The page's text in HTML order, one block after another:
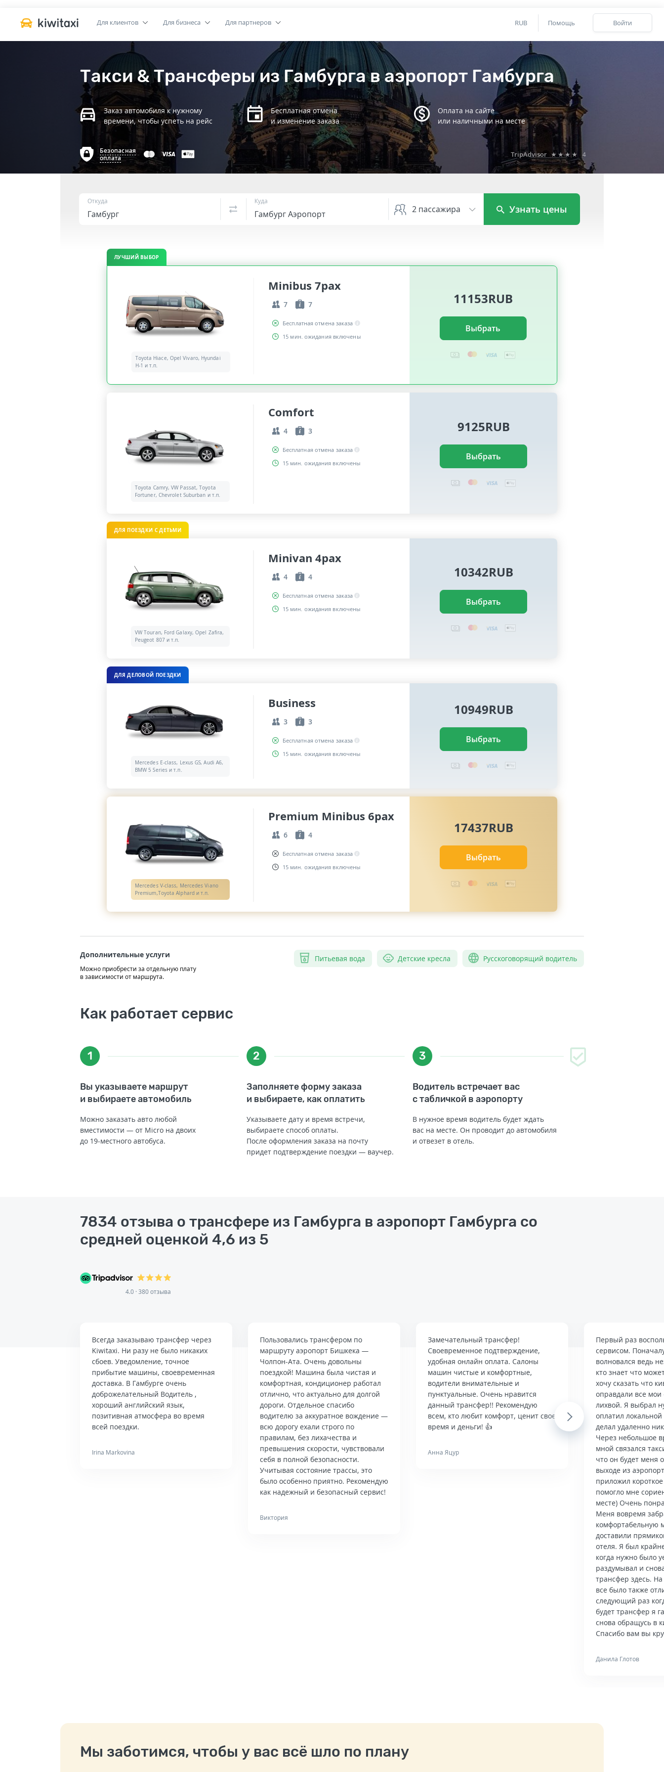
RUB Помощь Войти
Для клиентов Для бизнеса Для партнеров
Такси & Трансферы из Гамбурга в аэропорт Гамбурга
Заказ автомобиля к нужному
времени, чтобы успеть на рейс
Бесплатная отмена
и изменение заказа
Оплата на сайте
или наличными на месте
Безопасная
оплата
TripAdvisor ★★★★ 4
Откуда Куда
2 пассажира Узнать цены
ЛУЧШИЙ ВЫБОР
Toyota Hiace, Opel Vivaro, Hyundai
H-1 и т.п.
Minibus 7pax
7 7
Бесплатная отмена заказа
15 мин. ожидания включены
11153RUB
Выбрать
Toyota Camry, VW Passat, Toyota
Fortuner, Chevrolet Suburban и т.п.
Comfort
4 3
Бесплатная отмена заказа
15 мин. ожидания включены
9125RUB
Выбрать
ДЛЯ ПОЕЗДКИ С ДЕТЬМИ
VW Touran, Ford Galaxy, Opel Zafira,
Peugeot 807 и т.п.
Minivan 4pax
4 4
Бесплатная отмена заказа
15 мин. ожидания включены
10342RUB
Выбрать
ДЛЯ ДЕЛОВОЙ ПОЕЗДКИ
Mercedes E-class, Lexus GS, Audi A6,
BMW 5 Series и т.п.
Business
3 3
Бесплатная отмена заказа
15 мин. ожидания включены
10949RUB
Выбрать
Mercedes V-class, Mercedes Viano
Premium,Toyota Alphard и т.п.
Premium Minibus 6pax
6 4
Бесплатная отмена заказа
15 мин. ожидания включены
17437RUB
Выбрать
Дополнительные услуги
Можно приобрести за отдельную плату
в зависимости от маршрута.
Питьевая вода Детские кресла Русскоговорящий водитель
Как работает сервис
1
Вы указываете маршрут
и выбираете автомобиль
Можно заказать авто любой
вместимости — от Micro на двоих
до 19-местного автобуса.
2
Заполняете форму заказа
и выбираете, как оплатить
Указываете дату и время встречи,
выбираете способ оплаты.
После оформления заказа на почту
придет подтверждение поездки — ваучер.
3
Водитель встречает вас
с табличкой в аэропорту
В нужное время водитель будет ждать
вас на месте. Он проводит до автомобиля
и отвезет в отель.
7834 отзыва о трансфере из Гамбурга в аэропорт Гамбурга со
средней оценкой 4,6 из 5
4.0 · 380 отзыва
Всегда заказываю трансфер через
Kiwitaxi. Ни разу не было никаких
сбоев. Уведомление, точное
прибытие машины, своевременная
доставка. В Гамбурге очень
доброжелательный Водитель ,
хороший английский язык,
позитивная атмосфера во время
всей поездки.
Irina Markovina
Пользовались трансфером по
маршруту аэропорт Бишкека —
Чолпон-Ата. Очень довольны
поездкой! Машина была чистая и
комфортная, кондиционер работал
отлично, что актуально для долгой
дороги. Отдельное спасибо
водителю за аккуратное вождение —
всю дорогу ехали строго по
правилам, без лихачества и
превышения скорости, чувствовали
себя в полной безопасности.
Учитывая состояние трассы, это
было особенно приятно. Рекомендую
как надежный и безопасный сервис!
Виктория
Замечательный трансфер!
Своевременное подтверждение,
удобная онлайн оплата. Салоны
машин чистые и комфортные,
водители внимательные и
пунктуальные. Очень нравится
данный трансфер!! Рекомендую
всем, кто любит комфорт, ценит свое
время и деньги! 👍
Анна Яцур
Первый раз
сервисом.
волновался ведь
кто знает что
хочу сказать что
оправдали все
лихвой. Я выбрал
оплатил локальной
делал удаленно
Через небольшое
мной связался
что он будет меня
выходе из
приложил
помогло мне
месте) Очень
Меня вовремя
комфортабельную
доставили
отеля. Я был
когда нужно было
раздумывал и
трансфер здесь.
все было также
следующий раз
будет трансфер я
снова обращусь в
Спасибо вам вы
Данила Глотов
Next
Мы заботимся, чтобы у вас всё шло по плану